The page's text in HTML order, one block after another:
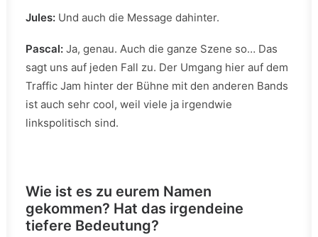
Jules: Und auch die Message dahinter.
Pascal: Ja, genau. Auch die ganze Szene so… Das
sagt uns auf jeden Fall zu. Der Umgang hier auf dem
Traffic Jam hinter der Bühne mit den anderen Bands
ist auch sehr cool, weil viele ja irgendwie
linkspolitisch sind.
Wie ist es zu eurem Namen
gekommen? Hat das irgendeine
tiefere Bedeutung?